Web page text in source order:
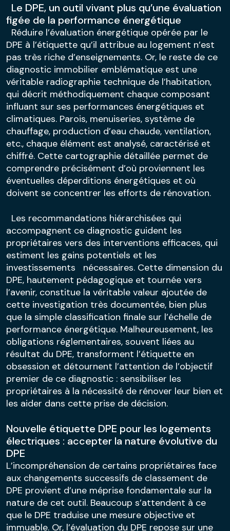
Le DPE, un outil vivant plus qu’une évaluation
figée de la performance énergétique
Réduire l’évaluation énergétique opérée par le
DPE à l’étiquette qu’il attribue au logement n’est
pas très riche d’enseignements. Or, le reste de ce
diagnostic immobilier emblématique est une
véritable radiographie technique de l’habitation,
qui décrit méthodiquement chaque composant
influant sur ses performances énergétiques et
climatiques. Parois, menuiseries, système de
chauffage, production d’eau chaude, ventilation,
etc., chaque élément est analysé, caractérisé et
chiffré. Cette cartographie détaillée permet de
comprendre précisément d’où proviennent les
éventuelles déperditions énergétiques et où
doivent se concentrer les efforts de rénovation.
Les recommandations hiérarchisées qui
accompagnent ce diagnostic guident les
propriétaires vers des interventions efficaces, qui
estiment les gains potentiels et les
investissements nécessaires. Cette dimension du
DPE, hautement pédagogique et tournée vers
l’avenir, constitue la véritable valeur ajoutée de
cette investigation très documentée, bien plus
que la simple classification finale sur l’échelle de
performance énergétique. Malheureusement, les
obligations réglementaires, souvent liées au
résultat du DPE, transforment l’étiquette en
obsession et détournent l’attention de l’objectif
premier de ce diagnostic : sensibiliser les
propriétaires à la nécessité de rénover leur bien et
les aider dans cette prise de décision.
Nouvelle étiquette DPE pour les logements
électriques : accepter la nature évolutive du
DPE
L’incompréhension de certains propriétaires face
aux changements successifs de classement de
DPE provient d’une méprise fondamentale sur la
nature de cet outil. Beaucoup s’attendent à ce
que le DPE traduise une mesure objective et
immuable. Or, l’évaluation du DPE repose sur une